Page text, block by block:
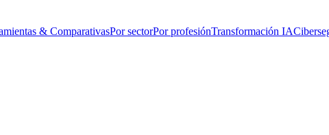
& ComparativasPor sectorPor profesiónTransformación IA